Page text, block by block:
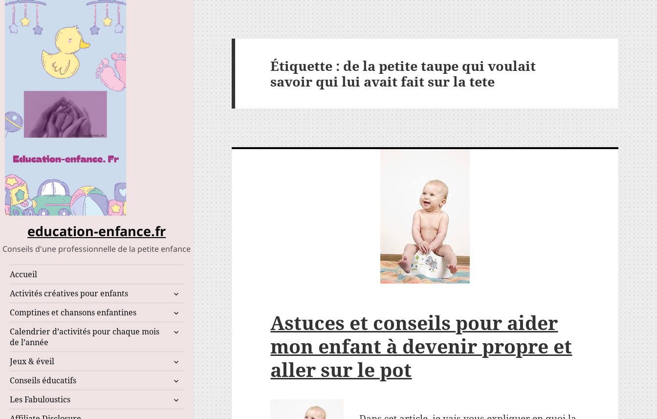
education-enfance.fr
Conseils d'une professionnelle de la petite enfance
Accueil
Activités créatives pour enfants
ouvrir
sous-
Comptines et chansons enfantines
ouvrir
sous-
Calendrier d’activités pour chaque mois
de l’année
ouvrir
menu
Jeux & éveil
ouvrir
sous-
Conseils éducatifs
ouvrir
sous-
Les Fabuloustics
ouvrir
Étiquette : de la petite taupe qui voulait
savoir qui lui avait fait sur la tete
Astuces et conseils pour aider
mon enfant à devenir propre et
aller sur le pot